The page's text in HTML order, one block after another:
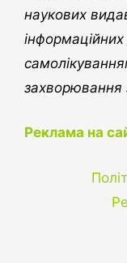
наукових
захворювання
Реклама на